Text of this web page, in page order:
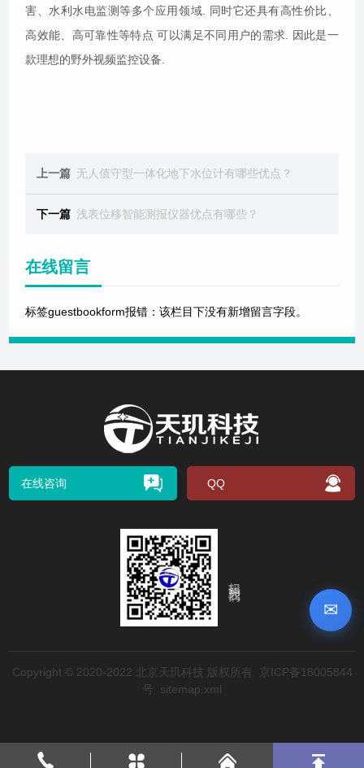
✉
害、水利水电监测等多个应用领域. 同时它还具有高性价比、
高效能、高可靠性等特点 可以满足不同用户的需求. 因此是一
款理想的野外视频监控设备.
上一篇 无人值守型一体化地下水位计有哪些优点？
下一篇 浅表位移智能测报仪器优点有哪些？
在线留言
标签guestbookform报错：该栏目下没有新增留言字段。
在线咨询 QQ
Copyright © 2020-2022 北京天玑科技 版权所有
京ICP备18005844
号
sitemap.xml